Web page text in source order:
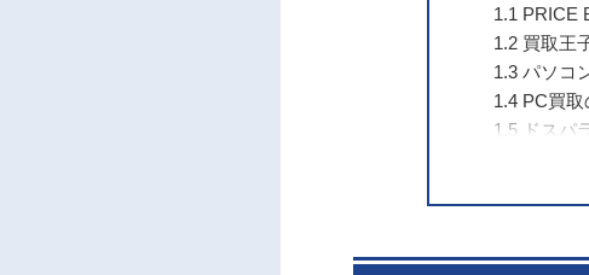
1.1 PRICE
1.2 買取王
1.3 パソコ
1.4 PC買取
1.5 ドスパ